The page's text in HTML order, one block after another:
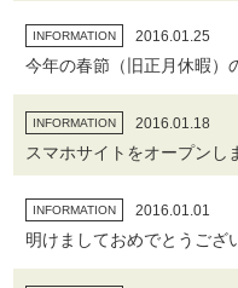
INFORMATION 2016.01.25
今年の春節（旧正月休暇）
INFORMATION 2016.01.18
スマホサイトをオープンし
INFORMATION 2016.01.01
明けましておめでとうござ